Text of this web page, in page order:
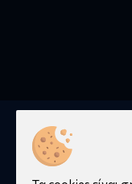
© 2026 aposto.gr |
qualityweb.gr